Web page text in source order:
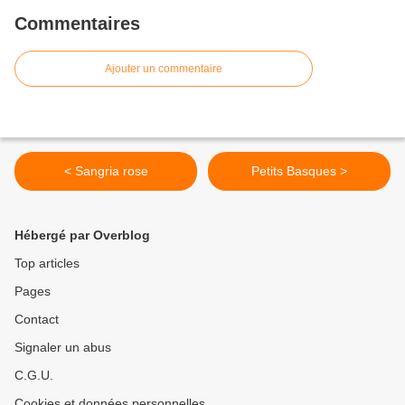
Commentaires
Ajouter un commentaire
< Sangria rose Petits Basques >
Hébergé par Overblog
Top articles
Pages
Contact
Signaler un abus
C.G.U.